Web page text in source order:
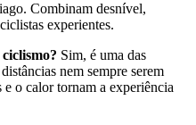
Combinam desnível,
experientes.
Sim, é uma das
nem sempre serem
e o calor tornam a experiência